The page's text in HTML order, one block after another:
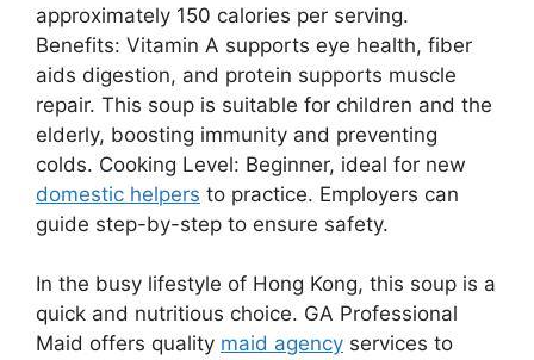
approximately 150 calories per serving.
Benefits: Vitamin A supports eye health, fiber
aids digestion, and protein supports muscle
repair. This soup is suitable for children and the
elderly, boosting immunity and preventing
colds. Cooking Level: Beginner, ideal for new
domestic helpers to practice. Employers can
guide step-by-step to ensure safety.
In the busy lifestyle of Hong Kong, this soup is a
quick and nutritious choice. GA Professional
Maid offers quality maid agency services to